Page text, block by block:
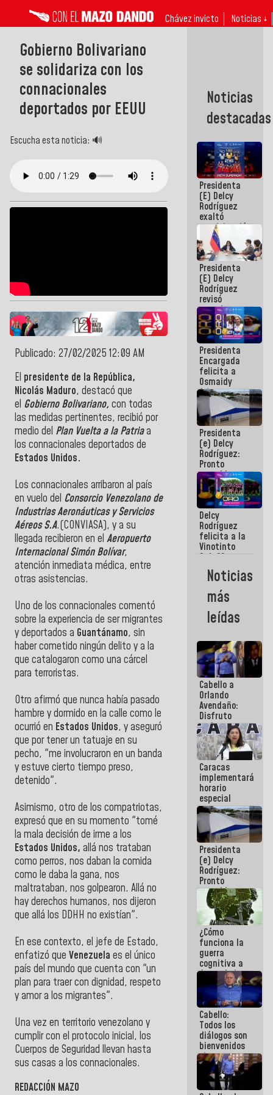
Chávez invicto Noticias ↓
Gobierno Bolivariano
se solidariza con los
connacionales
deportados por EEUU
Escucha esta noticia: 🔊
Publicado: 27/02/2025 12:09 AM
El presidente de la República,
Nicolás Maduro, destacó que
el Gobierno Bolivariano, con todas
las medidas pertinentes, recibió por
medio del Plan Vuelta a la Patriaa
los connacionales deportados de
Estados Unidos.
Los connacionales arribaron al país
en vuelo del Consorcio Venezolano de
Industrias Aeronáuticas y Servicios
Aéreos S.A.(CONVIASA), y a su
llegada recibieron en el Aeropuerto
Internacional Simón Bolívar,
atención inmediata médica, entre
otras asistencias.
Uno de los connacionales comentó
sobre la experiencia de ser migrantes
y deportados a Guantánamo, sin
haber cometido ningún delito y a la
que catalogaron como una cárcel
para terroristas.
Otro afirmó que nunca había pasado
hambre y dormido en la calle como le
ocurrió en Estados Unidos, y aseguró
que por tener un tatuaje en su
pecho, "me involucraron en un banda
y estuve cierto tiempo preso,
detenido".
Asimismo, otro de los compatriotas,
expresó que en su momento "tomé
la mala decisión de irme a los
Estados Unidos, allá nos trataban
como perros, nos daban la comida
como le daba la gana, nos
maltrataban, nos golpearon. Allá no
hay derechos humanos, nos dijeron
que allá los DDHH no existían".
En ese contexto, el jefe de Estado,
enfatizó que Venezuela es el único
país del mundo que cuenta con "un
plan para traer con dignidad, respeto
y amor a los migrantes".
Una vez en territorio venezolano y
cumplir con el protocolo inicial, los
Cuerpos de Seguridad llevan hasta
sus casas a los connacionales.
REDACCIÓN MAZO
Noticias
destacadas
Presidenta
(E) Delcy
Rodríguez
exaltó
participación
de
Venezuela
en Juegos
Centroamericanos
y del Caribe
2026
Presidenta
(E) Delcy
Rodríguez
revisó
agenda
económica y
ejecución de
fondos de
emergencia
post-sismos
Presidenta
Encargada
felicita a
Osmaidy
Arias y
Giraly
Marcano por
hacer
historia en
los
Centroamericanos
Presidenta
(e) Delcy
Rodríguez:
Pronto
restableceremos
las
operaciones
en el
Aeropuerto
Internacional
de
Maiquetía
Delcy
Rodríguez
felicita a la
Vinotinto
Sub 20
campeona
frente
México Sub
23 en los
Centroamericanos
Noticias
más
leídas
Cabello a
Orlando
Avendaño:
Disfruto
cada vez
que escribes
porque lo
que haces
es
embarrarla
Caracas
implementará
horario
especial
para
adaptarse
al plan de
ahorro
energético
Presidenta
(e) Delcy
Rodríguez:
Pronto
restableceremos
las
operaciones
en el
Aeropuerto
Internacional
de
Maiquetía
¿Cómo
funciona la
guerra
cognitiva a
favor de la
narrativa
hegemónica?
(1)
Cabello:
Todos los
diálogos son
bienvenidos
siempre que
estén en el
marco de la
Constitución